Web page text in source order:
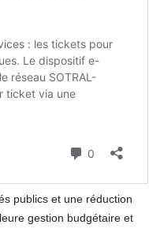
publics et une réduction
gestion budgétaire et